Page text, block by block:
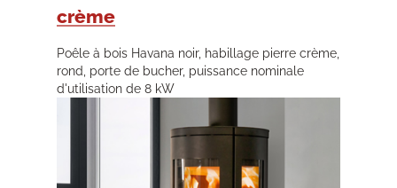
crème
Poêle à bois Havana noir, habillage pierre crème,
rond, porte de bucher, puissance nominale
d'utilisation de 8 kW